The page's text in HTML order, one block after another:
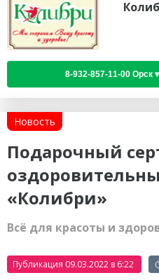
Новость
Подарочный
«Колибри»
Всё для красоты и
Публикация 09.03.2022 в 6:22